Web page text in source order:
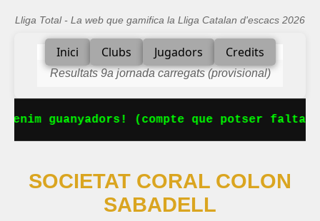
Lliga Total - La web que gamifica la Lliga Catalan d'escacs 2026
Inici Clubs Jugadors Credits
Resultats 9a jornada carregats (provisional)
guanyadors! (compte que potser falta
SOCIETAT CORAL COLON
SABADELL